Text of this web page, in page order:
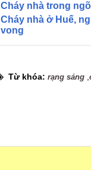
Cháy nhà trong
Cháy nhà ở Huế,
vong
Từ khóa: rạng sáng